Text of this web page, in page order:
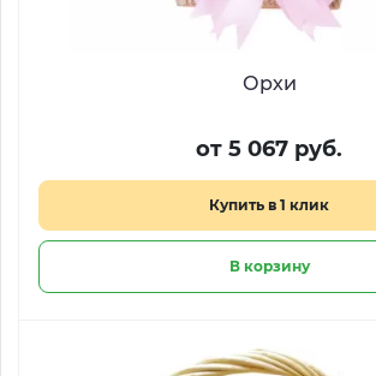
Орхи
от 5 067 руб.
Купить в 1 клик
В корзину